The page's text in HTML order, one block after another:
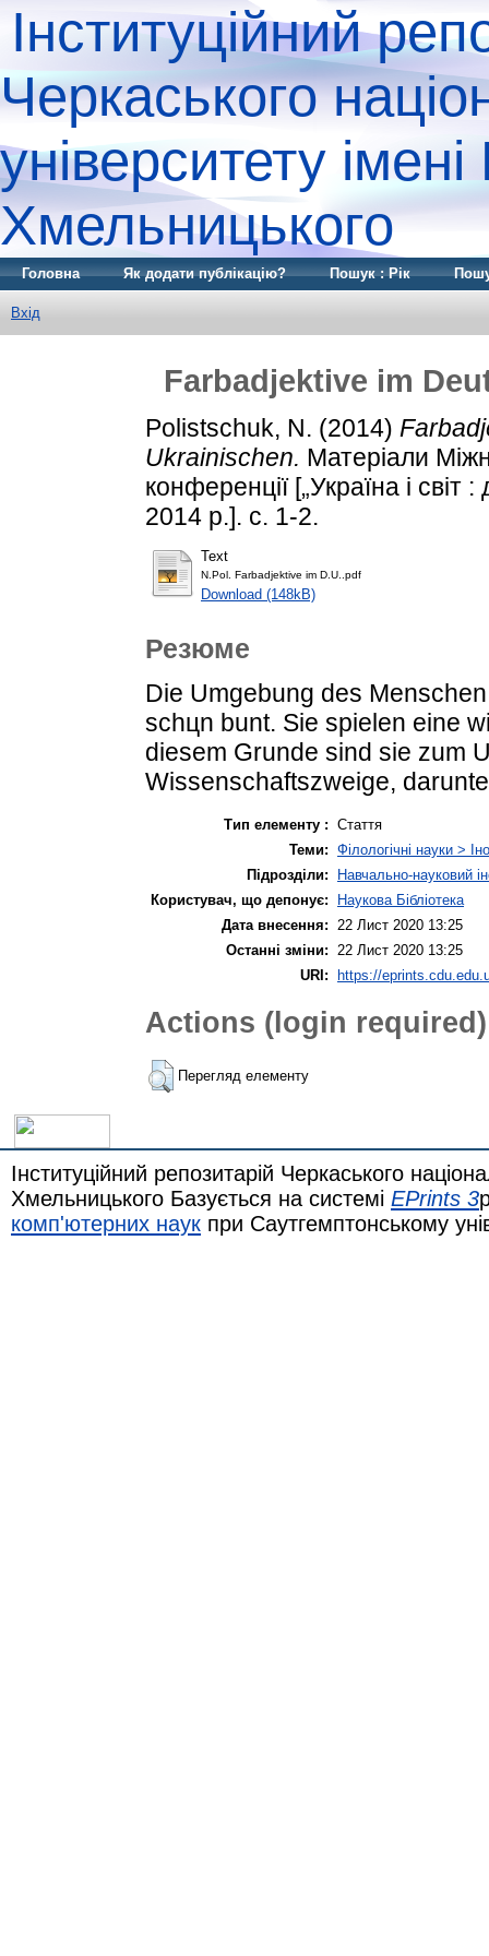
Інституційний
Черкаського
університету
Хмельницького
Головна Як додати публікацію? Пошук : Рік
Вхід
Farbadjektive im
Polistschuk, N. (2014)
Ukrainischen. Матеріали
конференції [„Україна і світ
2014 р.]. с. 1-2.
Text
N.Pol. Farbadjektive im D.U..pdf
Download (148kB)
Резюме
Die Umgebung des
schцn bunt. Sie spielen eine
diesem Grunde sind sie zum
Wissenschaftszweige,
Тип елементу : Стаття
Теми: Філологічні науки >
Підрозділи:
Навчально-науковий
Користувач, що депонує:
Наукова Бібліотека
Дата внесення:
22 Лист 2020 13:25
Останні зміни:
22 Лист 2020 13:25
URI: https://
Actions (login required)
Перегляд елементу
Інституційний репозитарій Черкаського
Хмельницького Базується на системі EPrints 3
комп'ютерних наук при Саутгемптонському